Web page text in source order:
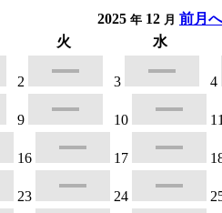
2025 年 12 月 前月へ
火 水
2 3 4
9 10
16 17
23 24